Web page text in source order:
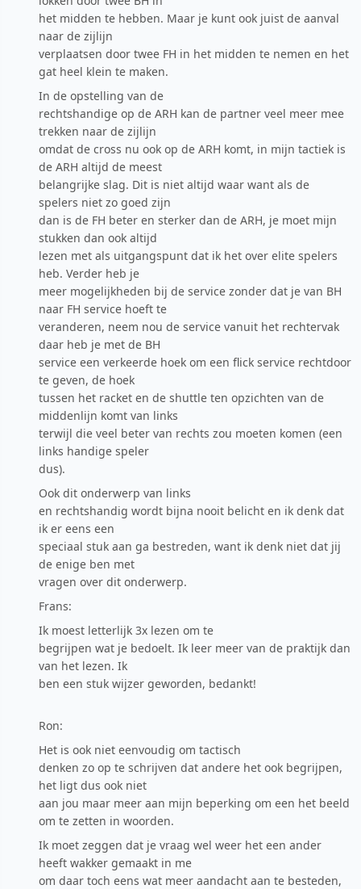
het midden te hebben. Maar je kunt ook juist de aanval
naar de zijlijn
verplaatsen door twee FH in het midden te nemen en het
gat heel klein te maken.
In de opstelling van de
rechtshandige op de ARH kan de partner veel meer mee
trekken naar de zijlijn
omdat de cross nu ook op de ARH komt, in mijn tactiek is
de ARH altijd de meest
belangrijke slag. Dit is niet altijd waar want als de
spelers niet zo goed zijn
dan is de FH beter en sterker dan de ARH, je moet mijn
stukken dan ook altijd
lezen met als uitgangspunt dat ik het over elite spelers
heb. Verder heb je
meer mogelijkheden bij de service zonder dat je van BH
naar FH service hoeft te
veranderen, neem nou de service vanuit het rechtervak
daar heb je met de BH
service een verkeerde hoek om een flick service rechtdoor
te geven, de hoek
tussen het racket en de shuttle ten opzichten van de
middenlijn komt van links
terwijl die veel beter van rechts zou moeten komen (een
links handige speler
dus).
Ook dit onderwerp van links
en rechtshandig wordt bijna nooit belicht en ik denk dat
ik er eens een
speciaal stuk aan ga bestreden, want ik denk niet dat jij
de enige ben met
vragen over dit onderwerp.
Frans:
Ik moest letterlijk 3x lezen om te
begrijpen wat je bedoelt. Ik leer meer van de praktijk dan
van het lezen. Ik
ben een stuk wijzer geworden, bedankt!
Ron:
Het is ook niet eenvoudig om tactisch
denken zo op te schrijven dat andere het ook begrijpen,
het ligt dus ook niet
aan jou maar meer aan mijn beperking om een het beeld
om te zetten in woorden.
Ik moet zeggen dat je vraag wel weer het een ander
heeft wakker gemaakt in me
om daar toch eens wat meer aandacht aan te besteden,